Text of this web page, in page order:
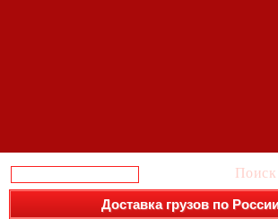
Поиск
Доставка грузов по